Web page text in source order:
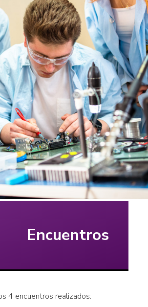
Encuentros
4 encuentros realizados: